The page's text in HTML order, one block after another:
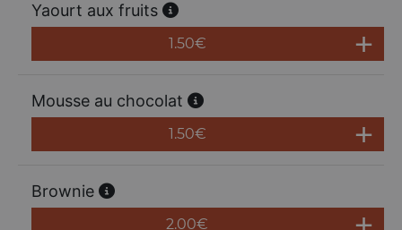
Yaourt aux fruits
1.50€
Mousse au chocolat
1.50€
Brownie
2.00€